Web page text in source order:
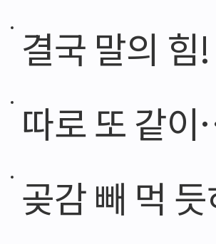
결국 말의 힘
따로 또 같
곶감 빼 먹